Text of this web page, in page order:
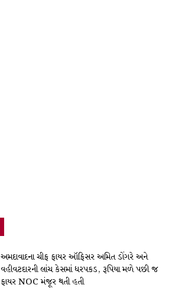
અમદાવાદના ચીફ ફાયર ઑફિસર અમિત ડોંગરે અને
વહીવટદારની લાંચ કેસમાં ધરપકડ, રૂપિયા મળે પછી જ
ફાયર NOC મંજૂર થતી હતી